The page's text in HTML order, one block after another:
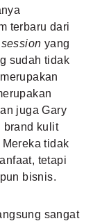
terbaru dari
yang
sudah tidak
juga Gary
kulit
tidak
tetapi
bisnis.
sangat